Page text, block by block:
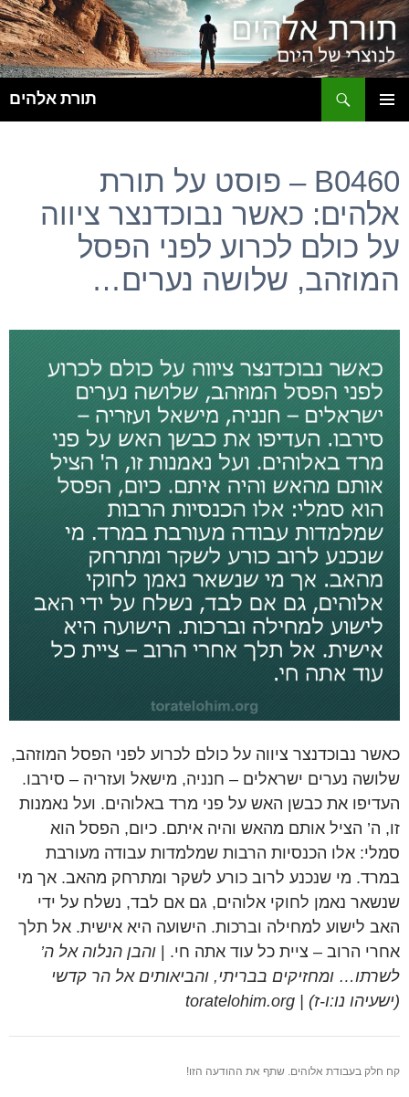
תורת אלהים
B0460 – פוסט על תורת
אלהים: כאשר נבוכדנצר ציווה
על כולם לכרוע לפני הפסל
המוזהב, שלושה נערים…
כאשר נבוכדנצר ציווה על כולם לכרוע לפני הפסל המוזהב,
שלושה נערים ישראלים – חנניה, מישאל ועזריה – סירבו.
העדיפו את כבשן האש על פני מרד באלוהים. ועל נאמנות
זו, ה’ הציל אותם מהאש והיה איתם. כיום, הפסל הוא
סמלי: אלו הכנסיות הרבות שמלמדות עבודה מעורבת
במרד. מי שנכנע לרוב כורע לשקר ומתרחק מהאב. אך מי
שנשאר נאמן לחוקי אלוהים, גם אם לבד, נשלח על ידי
האב לישוע למחילה וברכות. הישועה היא אישית. אל תלך
אחרי הרוב – ציית כל עוד אתה חי. | והבן הנלוה אל ה’
לשרתו… ומחזיקים בבריתי, והביאותים אל הר קדשי
(ישעיהו נו:ו-ז) | toratelohim.org
קח חלק בעבודת אלוהים. שתף את ההודעה הזו!